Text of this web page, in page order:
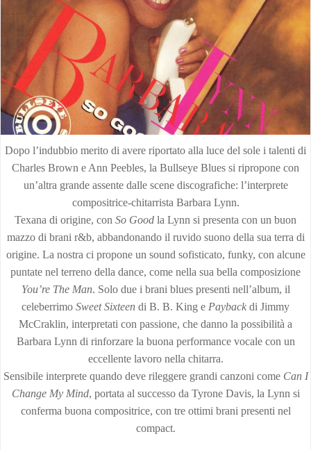
Dopo l’indubbio merito di avere riportato alla luce del sole i talenti di
Charles Brown e Ann Peebles, la Bullseye Blues si ripropone con
un’altra grande assente dalle scene discografiche: l’interprete
compositrice-chitarrista Barbara Lynn.
Texana di origine, con So Good la Lynn si presenta con un buon
mazzo di brani r&b, abbandonando il ruvido suono della sua terra di
origine. La nostra ci propone un sound sofisticato, funky, con alcune
puntate nel terreno della dance, come nella sua bella composizione
You’re The Man. Solo due i brani blues presenti nell’album, il
celeberrimo Sweet Sixteen di B. B. King e Payback di Jimmy
McCraklin, interpretati con passione, che danno la possibilità a
Barbara Lynn di rinforzare la buona performance vocale con un
eccellente lavoro nella chitarra.
Sensibile interprete quando deve rileggere grandi canzoni come Can I
Change My Mind, portata al successo da Tyrone Davis, la Lynn si
conferma buona compositrice, con tre ottimi brani presenti nel
compact.